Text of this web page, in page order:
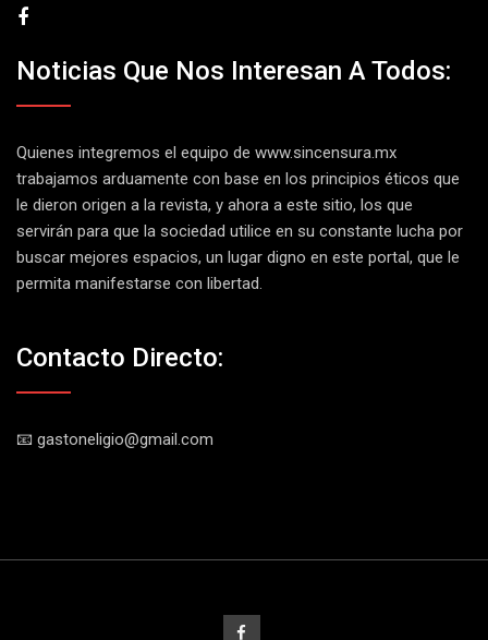
Noticias Que Nos Interesan A Todos:
Quienes integremos el equipo de www.sincensura.mx
trabajamos arduamente con base en los principios éticos que
le dieron origen a la revista, y ahora a este sitio, los que
servirán para que la sociedad utilice en su constante lucha por
buscar mejores espacios, un lugar digno en este portal, que le
permita manifestarse con libertad.
Contacto Directo:
📧 gastoneligio@gmail.com